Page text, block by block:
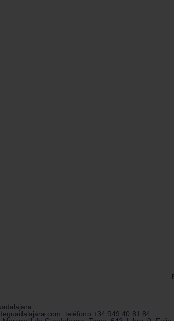
teléfono +34 949 40 81 84